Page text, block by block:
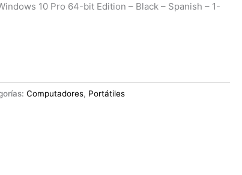
10 Pro 64-bit Edition – Black – Spanish – 1-
Computadores, Portátiles